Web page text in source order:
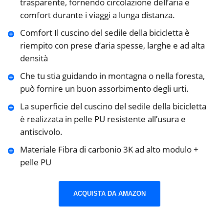
comfort durante i viaggi a lunga distanza.
Comfort Il cuscino del sedile della bicicletta è
riempito con prese d’aria spesse, larghe e ad alta
densità
Che tu stia guidando in montagna o nella foresta,
può fornire un buon assorbimento degli urti.
La superficie del cuscino del sedile della bicicletta
è realizzata in pelle PU resistente all’usura e
antiscivolo.
Materiale Fibra di carbonio 3K ad alto modulo +
pelle PU
ACQUISTA DA AMAZON